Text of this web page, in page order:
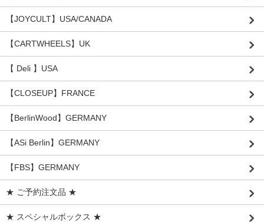
【JOYCULT】USA/CANADA
【CARTWHEELS】UK
【 Deli 】USA
【CLOSEUP】FRANCE
【BerlinWood】GERMANY
【ASi Berlin】GERMANY
【FBS】GERMANY
★ ご予約注文品 ★
★ スペシャルボックス ★